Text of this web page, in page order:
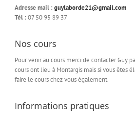
Adresse mail : guylaborde21@gmail.com
Tél : 07 50 95 89 37
Nos cours
Pour venir au cours merci de contacter Guy
cours ont lieu à Montargis mais si vous êtes
faire le cours chez vous également.
Informations pratiques